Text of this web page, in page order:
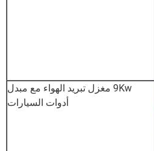
9Kw مغزل تبريد الهواء مع مبدل
أدوات السيارات